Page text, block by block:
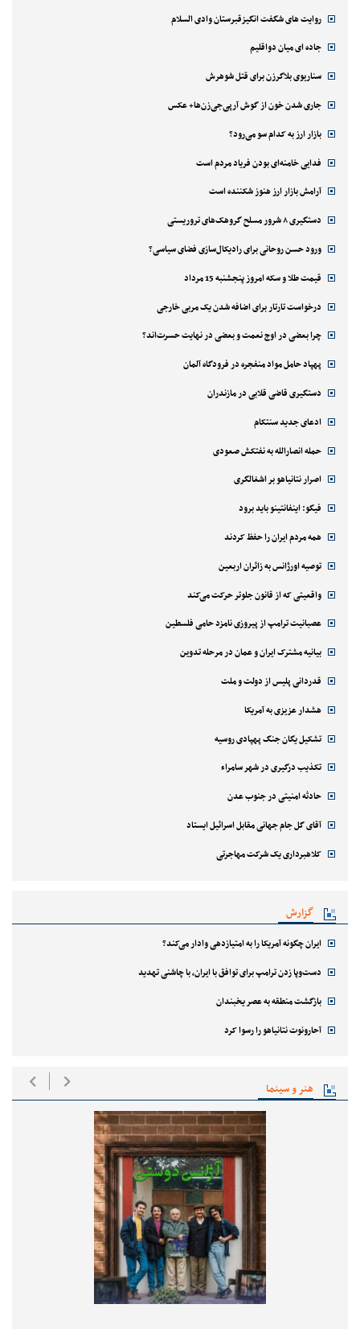
روایت های شگفت انگیزقبرستان وادی السلام
جاده ای میان دواقلیم
سناریوی بلاگرزن برای قتل شوهرش
جاری شدن خون از گوش آرپی‌جی‌زن‌ها+ عکس
بازار ارز به کدام سو می‌رود؟
فدایی خامنه‌ای بودن فریاد مردم است
آرامش بازار ارز هنوز شکننده است
دستگیری ۸ شرور مسلح گروهک‌های تروریستی
ورود حسن روحانی برای رادیکال‌سازی فضای سیاسی؟
قیمت طلا و سکه امروز پنجشنبه 15 مرداد
درخواست تارتار برای اضافه شدن یک مربی خارجی
چرا بعضی در اوج نعمت و بعضی در نهایت حسرت‌اند؟
پهپاد حامل مواد منفجره در فرودگاه آلمان
دستگیری قاضی قلابی در مازندران
ادعای جدید سنتکام
حمله انصارالله به نفتکش صعودی
اصرار نتانیاهو بر اشغالگری
فیگو: اینفانتینو باید برود
همه مردم ایران را حفظ کردند
توصیه اورژانس به زائران اربعین
واقعیتی که از قانون جلوتر حرکت می‌کند
عصبانیت ترامپ از پیروزی نامزد حامی فلسطین
بیانیه مشترک ایران و عمان در مرحله تدوین
قدردانی پلیس از دولت و ملت
هشدار عزیزی به آمریکا
تشکیل یگان جنگ پهپادی روسیه
تکذیب درگیری در شهر سامراء
حادثه امنیتی در جنوب عدن
آقای گل جام جهانی مقابل اسرائیل ایستاد
کلاهبرداری یک شرکت مهاجرتی
گزارش
ایران چگونه آمریکا را به امتیازدهی وادار می‌کند؟
دست‌وپا زدن ترامپ برای توافق با ایران، با چاشنی تهدید
بازگشت منطقه به عصر یخبندان
آحارونوت نتانیاهو را رسوا کرد
هنر و سینما